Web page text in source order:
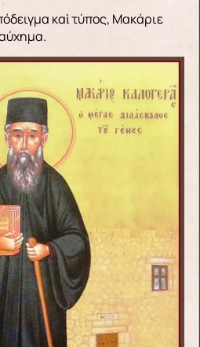
καὶ τύπος, Μακάριε